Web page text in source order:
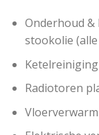
Onderhoud
stookolie
Ketelreiniging
Radiotoren